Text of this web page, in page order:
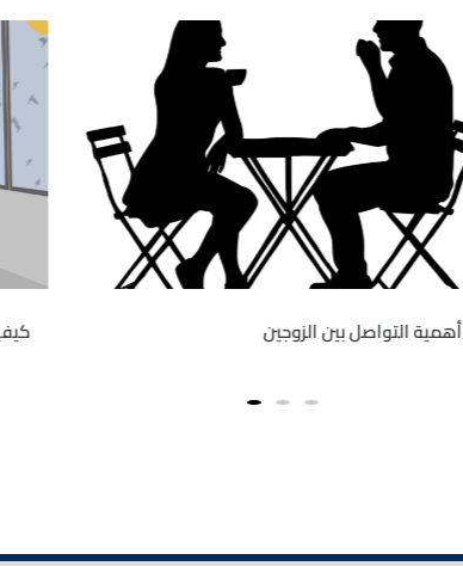
أهمية التواصل بين الزوجين